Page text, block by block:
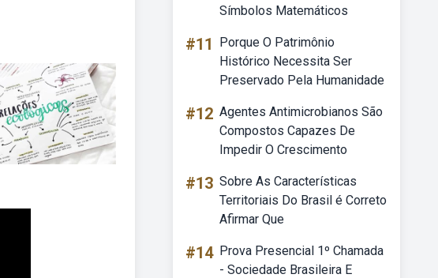
Símbolos Matemáticos
#11
Porque O Patrimônio
Histórico Necessita Ser
Preservado Pela Humanidade
#12 Agentes Antimicrobianos São
Compostos Capazes De
Impedir O Crescimento
#13 Sobre As Características
Territoriais Do Brasil é Correto
Afirmar Que
#14 Prova Presencial 1º Chamada
- Sociedade Brasileira E